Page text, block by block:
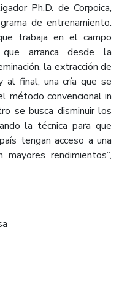
Ph.D. de Corpoica,
de entrenamiento.
trabaja en el campo
arranca desde la
la extracción de
al final, una cría que se
método convencional in
se busca disminuir los
la técnica para que
tengan acceso a una
rendimientos”,